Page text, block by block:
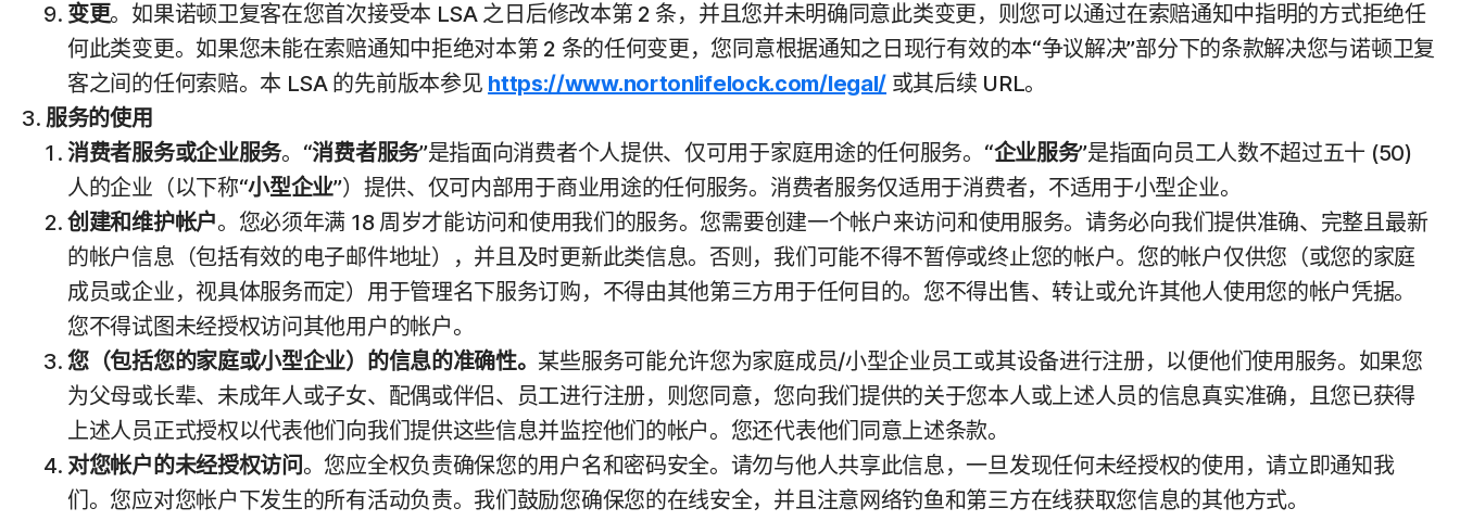
变更。如果诺顿卫复客在您首次接受本 LSA 之日后修改本第 2 条，并且您并未明确同意此类变更，则您可以通过在索赔通知中指明的方式拒绝任
何此类变更。如果您未能在索赔通知中拒绝对本第 2 条的任何变更，您同意根据通知之日现行有效的本“争议解决”部分下的条款解决您与诺顿卫复
客之间的任何索赔。本 LSA 的先前版本参见 https://www.nortonlifelock.com/legal/ 或其后续 URL。
服务的使用
消费者服务或企业服务。“消费者服务”是指面向消费者个人提供、仅可用于家庭用途的任何服务。“企业服务”是指面向员工人数不超过五十 (50)
人的企业（以下称“小型企业”）提供、仅可内部用于商业用途的任何服务。消费者服务仅适用于消费者，不适用于小型企业。
创建和维护帐户。您必须年满 18 周岁才能访问和使用我们的服务。您需要创建一个帐户来访问和使用服务。请务必向我们提供准确、完整且最新
的帐户信息（包括有效的电子邮件地址），并且及时更新此类信息。否则，我们可能不得不暂停或终止您的帐户。您的帐户仅供您（或您的家庭
成员或企业，视具体服务而定）用于管理名下服务订购，不得由其他第三方用于任何目的。您不得出售、转让或允许其他人使用您的帐户凭据。
您不得试图未经授权访问其他用户的帐户。
您（包括您的家庭或小型企业）的信息的准确性。 某些服务可能允许您为家庭成员/小型企业员工或其设备进行注册，以便他们使用服务。如果您
为父母或长辈、未成年人或子女、配偶或伴侣、员工进行注册，则您同意，您向我们提供的关于您本人或上述人员的信息真实准确，且您已获得
上述人员正式授权以代表他们向我们提供这些信息并监控他们的帐户。您还代表他们同意上述条款。
对您帐户的未经授权访问。您应全权负责确保您的用户名和密码安全。请勿与他人共享此信息，一旦发现任何未经授权的使用，请立即通知我
们。您应对您帐户下发生的所有活动负责。我们鼓励您确保您的在线安全，并且注意网络钓鱼和第三方在线获取您信息的其他方式。